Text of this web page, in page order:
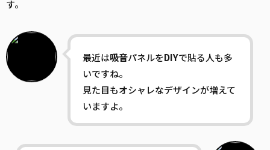
す。
最近は吸音パネルをDIYで貼る人も多
いですね。
見た目もオシャレなデザインが増えて
いますよ。